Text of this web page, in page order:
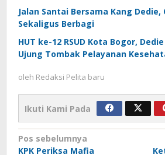
Jalan Santai Bersama Kang Dedie,
Sekaligus Berbagi
HUT ke-12 RSUD Kota Bogor,
Ujung Tombak Pelayanan
oleh Redaksi Pelita baru
Ikuti Kami Pada
Navigasi
Pos sebelumnya
KPK Periksa Mafia